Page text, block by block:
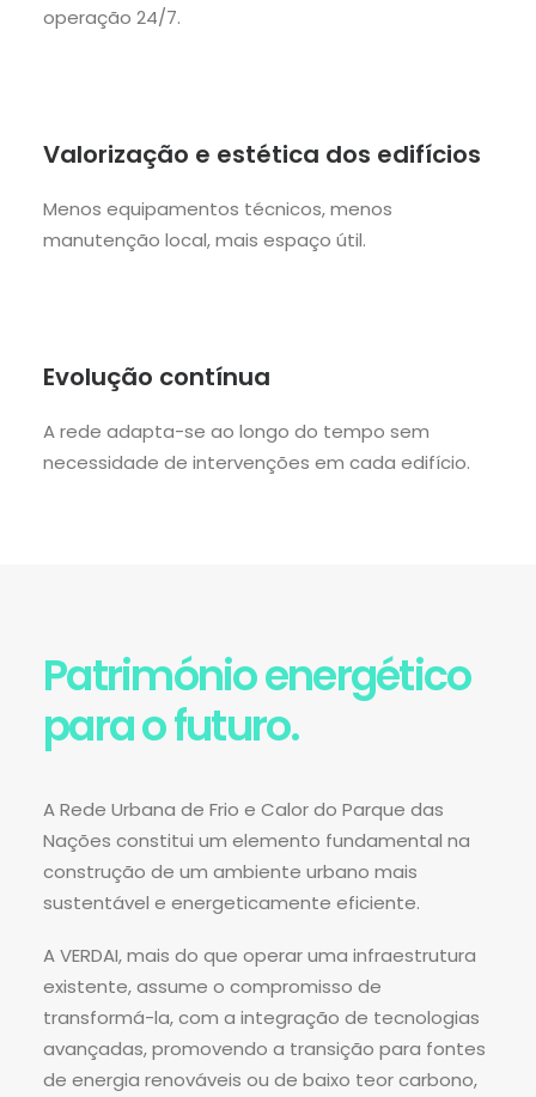
operação 24/7.
Valorização e estética dos edifícios
Menos equipamentos técnicos, menos
manutenção local, mais espaço útil.
Evolução contínua
A rede adapta-se ao longo do tempo sem
necessidade de intervenções em cada edifício.
Património energético
para o futuro.
A Rede Urbana de Frio e Calor do Parque das
Nações constitui um elemento fundamental na
construção de um ambiente urbano mais
sustentável e energeticamente eficiente.
A VERDAI, mais do que operar uma infraestrutura
existente, assume o compromisso de
transformá-la, com a integração de tecnologias
avançadas, promovendo a transição para fontes
de energia renováveis ou de baixo teor carbono,